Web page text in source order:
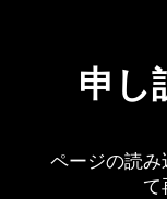
申し
ページの読
て